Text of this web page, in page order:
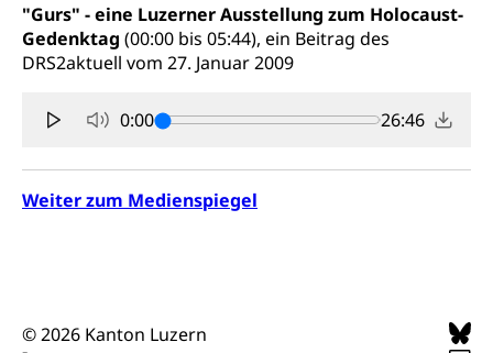
"Gurs" - eine Luzerner Ausstellung zum Holocaust-
Gedenktag (00:00 bis 05:44), ein Beitrag des
DRS2aktuell vom 27. Januar 2009
0:00 26:46
Weiter zum Medienspiegel
© 2026 Kanton Luzern
Strafregisterauszug bestellen (EJPD)
Vormund, Amtsvormund, Mündel,
Vormundschaftsbehörde, Kindesschutz,
Jugendschutz
Kanton Luzern
Abfall
Gemeindeverbände für Abfallentsorgung
Bodenschutz, Landschaftsschutz, Gewässerschutz,
Naturschutz, Umweltschutz